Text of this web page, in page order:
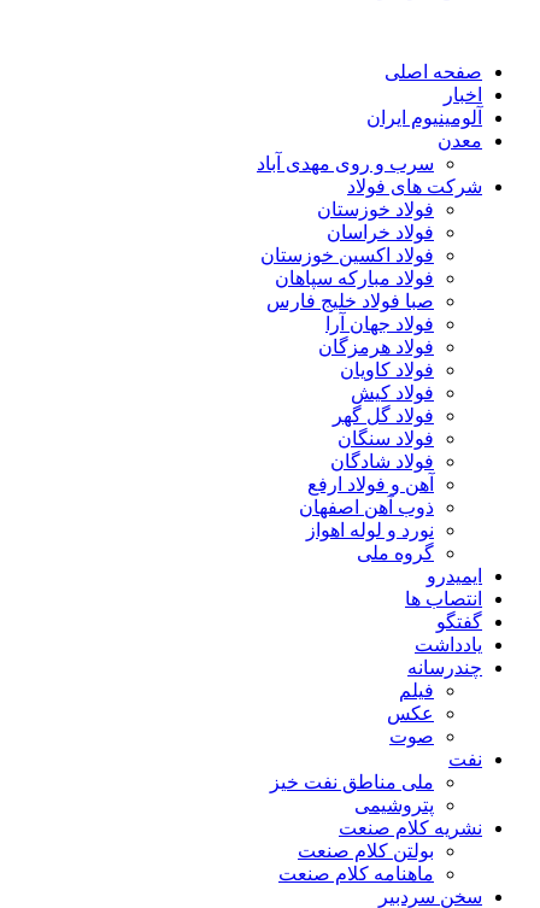
صفحه اصلی
اخبار
آلومینیوم ایران
معدن
سرب و روی مهدی آباد
شرکت های فولاد
فولاد خوزستان
فولاد خراسان
فولاد اکسین خوزستان
فولاد مبارکه سپاهان
صبا فولاد خلیج فارس
فولاد جهان آرا
فولاد هرمزگان
فولاد کاویان
فولاد کیش
فولاد گل گهر
فولاد سنگان
فولاد شادگان
آهن و فولاد ارفع
ذوب آهن اصفهان
نورد و لوله اهواز
گروه ملی
ایمیدرو
انتصاب ها
گفتگو
یادداشت
چندرسانه
فیلم
عکس
صوت
نفت
ملی مناطق نفت خیز
پتروشیمی
نشریه کلام صنعت
بولتن کلام صنعت
ماهنامه کلام صنعت
سخن سردبیر